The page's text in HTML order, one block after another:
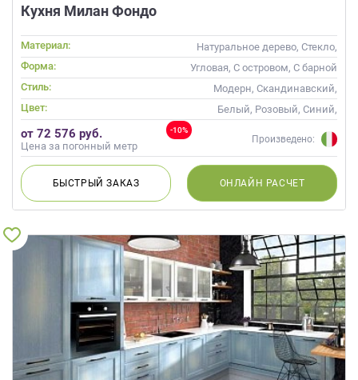
Кухня Милан Фондо
Материал:
Натуральное дерево, Стекло,
Массив
Форма:
Угловая, С островом, С барной
стойкой
Стиль:
Модерн, Скандинавский,
Неоклассика, Современные
Цвет:
Белый, Розовый, Синий,
Голубой
-10%
от 72 576 руб.
Цена за погонный метр
Произведено:
БЫСТРЫЙЗАКАЗ ОНЛАЙН РАСЧЕТ